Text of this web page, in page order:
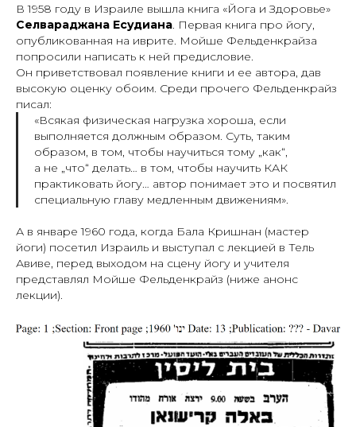
В 1958 году в Израиле вышла книга «Йога и Здоровье»
Селвараджана Есудиана . Первая книга про йогу,
опубликованная на иврите. Мойше Фельденкрайза
попросили написать к ней предисловие.
Он приветствовал появление книги и ее автора, дав
высокую оценку обоим. Среди прочего Фельденкрайз
писал:
«Всякая физическая нагрузка хороша, если
выполняется должным образом. Суть, таким
образом, в том, чтобы научиться тому „как“,
а не „что“ делать… в том, чтобы научить КАК
практиковать йогу… автор понимает это и посвятил
специальную главу медленным движениям».
А в январе 1960 года, когда Бала Кришнан (мастер
йоги) посетил Израиль и выступал с лекцией в Тель
Авиве, перед выходом на сцену йогу и учителя
представлял Мойше Фельденкрайз (ниже анонс
лекции).